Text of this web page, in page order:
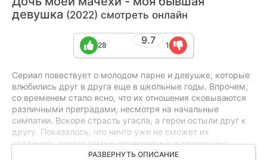
девушка (2022) смотреть онлайн
9.7
28 1
Сериал повествует о молодом парне и девушке, которые
влюбились друг в друга еще в школьные годы. Впрочем,
со временем стало ясно, что их отношения сковываются
различными преградами, несмотря на начальные
симпатии. Вскоре страсть угасла, а герои остыли друг к
другу. Показалось, что ничто уже не сможет их
соединить, кроме самых невероятных и загадочных
обстоятельств. И вот однажды главные герои узнают, что
РАЗВЕРНУТЬ ОПИСАНИЕ